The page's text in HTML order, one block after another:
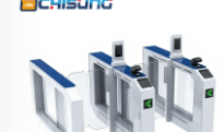
мотор, корпус от валцован
стоманен лист и
алуминиев сплав